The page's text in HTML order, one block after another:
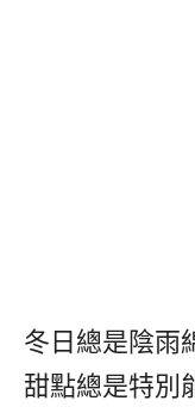
冬日總是陰雨
甜點總是特別